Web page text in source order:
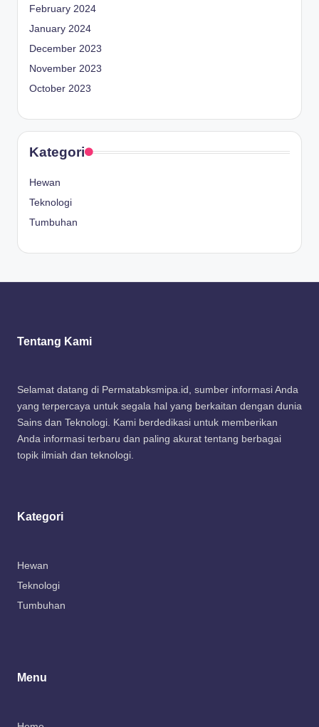
February 2024
January 2024
December 2023
November 2023
October 2023
Kategori
Hewan
Teknologi
Tumbuhan
Tentang Kami
Selamat datang di Permatabksmipa.id, sumber informasi Anda
yang terpercaya untuk segala hal yang berkaitan dengan dunia
Sains dan Teknologi. Kami berdedikasi untuk memberikan
Anda informasi terbaru dan paling akurat tentang berbagai
topik ilmiah dan teknologi.
Kategori
Hewan
Teknologi
Tumbuhan
Menu